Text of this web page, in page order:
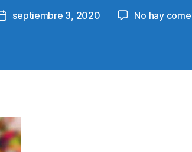
Postseptiembre 3, 2020 No hay